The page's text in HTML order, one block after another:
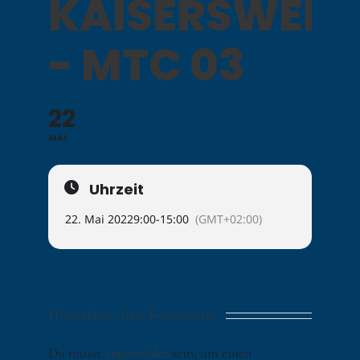
- MTC 03
22
MAI
Uhrzeit
22. Mai 20229:00-15:00 (GMT+02:00)
Hinterlasse einen Kommentar
Du musst angemeldet sein, um einen